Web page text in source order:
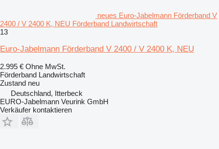
neues Euro-Jabelmann Förderband V
2400 / V 2400 K, NEU Förderband Landwirtschaft
13
Euro-Jabelmann Förderband V 2400 / V 2400 K, NEU
2.995 € Ohne MwSt.
Förderband Landwirtschaft
Zustand neu
Deutschland, Itterbeck
EURO-Jabelmann Veurink GmbH
Verkäufer kontaktieren